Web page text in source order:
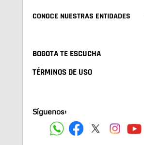
CONOCE NUESTRAS ENTIDADES
BOGOTA TE ESCUCHA
TÉRMINOS DE USO
Síguenos: